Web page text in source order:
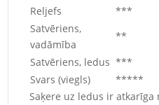
Reljefs
***
Satvēriens,
vadāmība
**
Satvēriens, ledus ***
Svars (viegls)
*****
Saķere uz ledus ir